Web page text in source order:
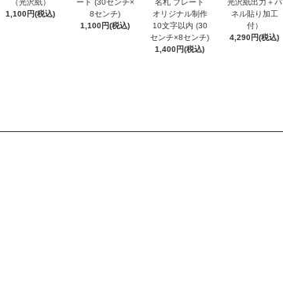
（光沢紙）
1,100円(税込)
ート (30センチ×
8センチ)
1,100円(税込)
名札 プレート
オリジナル制作
10文字以内 (30
センチ×8センチ)
1,400円(税込)
光沢紙出力＋パ
ネル貼り加工
付）
4,290円(税込)